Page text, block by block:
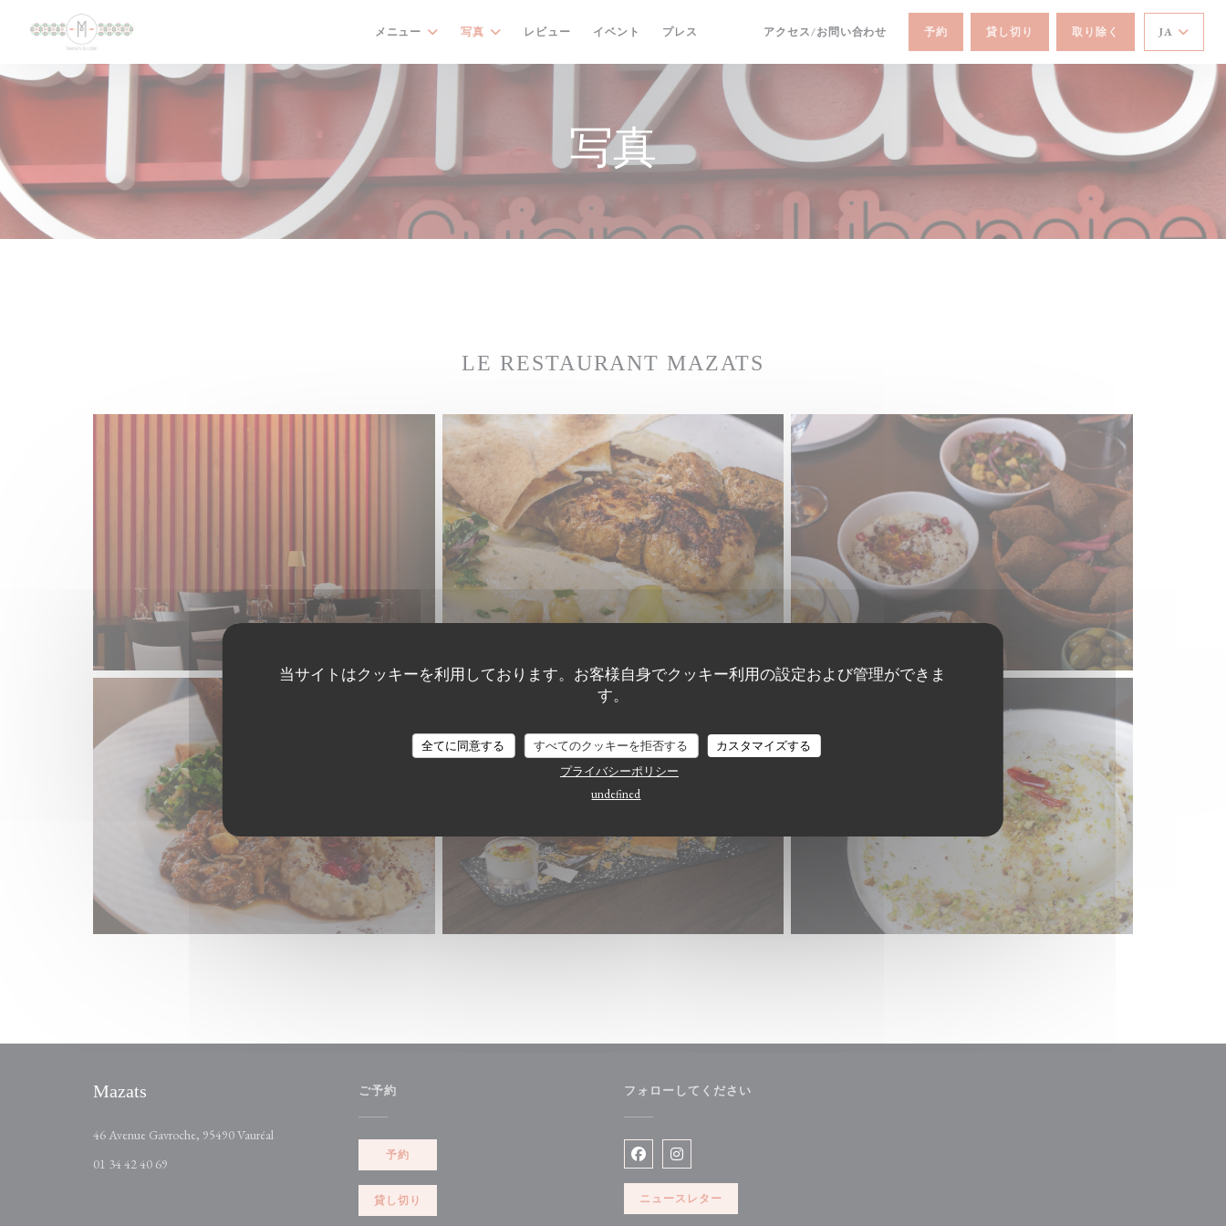
クッキー利用の管理について
当サイトはクッキーを利用しております。お客様自身でクッキー利用の設定および管理ができま
す。
全てに同意する すべてのクッキーを拒否する
カスタマイズする
プライバシーポリシー
undefined
メニュー 写真 レビュー イベント プレス
((新しいウィンドウで開きます))
((新しいウィンドウで開きます))
アクセス/お問い合わせ 予約 貸し切り 取り除く JA
写真
LE RESTAURANT MAZATS
Mazats
46 Avenue Gavroche, 95490 Vauréal
01 34 42 40 69
ご予約
予約
貸し切り
フォローしてください
Facebook ((新しいウィンドウで開きます))
Instagram ((新しいウィンドウで開きます))
ニュースレター